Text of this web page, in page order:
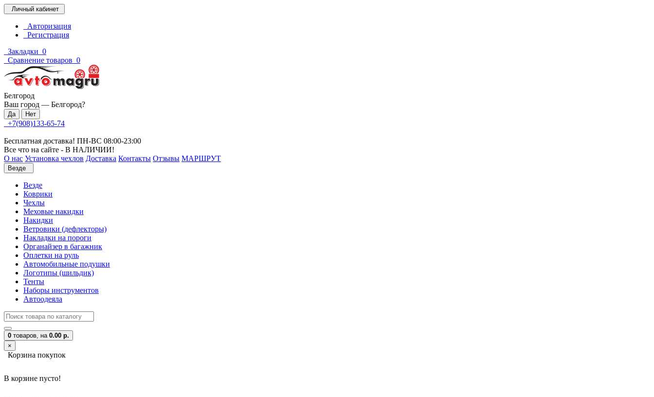
Личный кабинет
Авторизация
Регистрация
Закладки 0
Сравнение товаров 0
Белгород
Ваш город — Белгород?
+7(908)133-65-74
Бесплатная доставка! ПН-ВС 08:00-23:00
Все что на сайте - В НАЛИЧИИ!
О нас Установка чехлов Доставка Контакты Отзывы МАРШРУТ
Везде
Везде
Коврики
Чехлы
Меховые накидки
Накидки
Ветровики (дефлекторы)
Накладки на пороги
Органайзер в багажник
Оплетки на руль
Автомобильные подушки
Логотипы (шильдик)
Тенты
Наборы инструментов
Автоодеяла
0 товаров, на 0.00 р.
×
Корзина покупок
В корзине пусто!